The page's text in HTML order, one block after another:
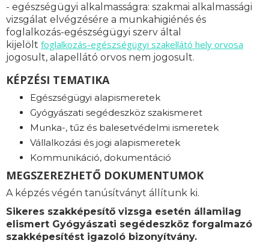
- egészségügyi alkalmasságra: szakmai alkalmassági
vizsgálat elvégzésére a munkahigiénés és
foglalkozás-egészségügyi szerv által
kijelölt foglalkozás-egészségügyi szakellátó hely orvosa
jogosult, alapellátó orvos nem jogosult.
KÉPZÉSI TEMATIKA
Egészségügyi alapismeretek
Gyógyászati segédeszköz szakismeret
Munka-, tűz és balesetvédelmi ismeretek
Vállalkozási és jogi alapismeretek
Kommunikáció, dokumentáció
MEGSZEREZHETŐ DOKUMENTUMOK
A képzés végén tanúsítványt állítunk ki.
Sikeres szakképesítő vizsga esetén államilag
elismert Gyógyászati segédeszköz forgalmazó
szakképesítést igazoló bizonyítvány.